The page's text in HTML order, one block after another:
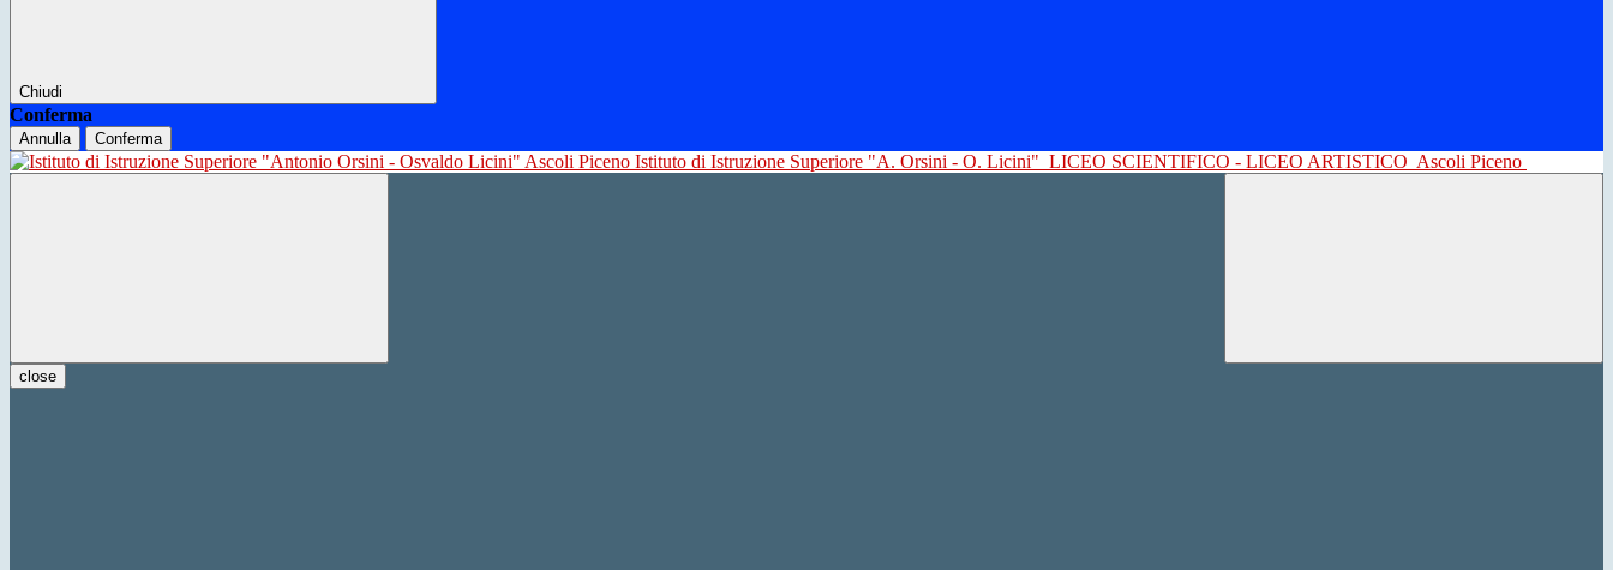
Chiudi
Conferma
Annulla Conferma
Istituto di Istruzione Superiore "A. Orsini - O. Licini" LICEO SCIENTIFICO - LICEO ARTISTICO Ascoli Piceno
close